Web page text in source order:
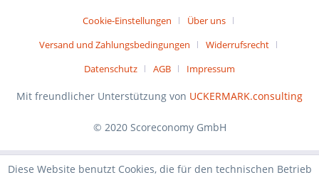
Cookie-Einstellungen
Über uns
Versand und Zahlungsbedingungen
Widerrufsrecht
Datenschutz
AGB Impressum
Mit freundlicher Unterstützung von UCKERMARK.consulting
© 2020 Scoreconomy GmbH
Diese Website benutzt Cookies, die für den technischen Betrieb